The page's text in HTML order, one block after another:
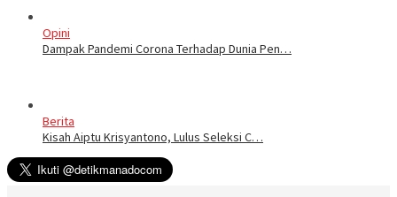
Opini
Dampak Pandemi Corona Terhadap Dunia Pen…
Berita
Kisah Aiptu Krisyantono, Lulus Seleksi C…